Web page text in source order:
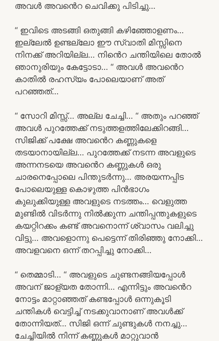
അവൾ അവൻെറ ചെവിക്കു പിടിച്ചു…
“ ഇവിടെ അടങ്ങി ഒതുങ്ങി കഴിഞ്ഞോളണം…
ഇല്ലേൽ ഉണ്ടല്ലോ ഈ സ്വാതി മിസ്സിനെ
നിനക്ക് അറിയില്ല… നിൻെറ ചന്തിയിലെ തോൽ
ഞാനുരിയും കേട്ടോടാ… “ അവൾ അവൻെറ
കാതിൽ രഹസ്യം പോലെയാണ് അത്
പറഞ്ഞത്…
“ സോറി മിസ്സ്… അല്ല ചേച്ചി… “ അതും പറഞ്ഞ്
അവൾ പുറത്തേക്ക് നടുത്തളത്തിലേക്കിറങ്ങി…
സിജിക്ക് പക്ഷേ അവൻെറ കണ്ണുകളെ
തടയാനായില്ല… പുറത്തേക്ക് നടന്ന അവളുടെ
അന്നനടയെ അവൻെറ കണ്ണുകൾ ഒരു
ചാരനെപ്പോലെ പിന്തുടർന്നു… അരയന്നപ്പിട
പോലെയുള്ള കൊഴുത്ത പിൻഭാഗം
കുലുക്കിയുള്ള അവളുടെ നടത്തം… വെളുത്ത
മുണ്ടിൽ വിടർന്നു നിൽക്കുന്ന ചന്തിപ്പന്തുകളുടെ
കയറ്റിറക്കം കണ്ട് അവനൊന്ന് ശ്വാസം വലിച്ചു
വിട്ടു… അവളൊന്നു പെട്ടെന്ന് തിരിഞ്ഞു നോക്കി…
അവളവനെ ഒന്ന് തറപ്പിച്ചു നോക്കി…
“ തെമ്മാടി… “ അവളുടെ ചുണ്ടനങ്ങിയപ്പോൾ
അവന് ജാള്യത തോന്നി… എന്നിട്ടും അവൻെറ
നോട്ടം മാറ്റാഞ്ഞത് കണ്ടപ്പോൾ ഒന്നുകൂടി
ചന്തികൾ വെട്ടിച്ച് നടക്കുവാനാണ് അവൾക്ക്
തോന്നിയത്… സിജി ഒന്ന് ചുണ്ടുകൾ നനച്ചു…
ചേച്ചിയിൽ നിന്ന് കണ്ണുകൾ മാറ്റുവാൻ